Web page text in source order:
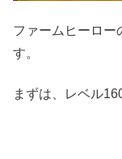
ファームヒーロー
す。
まずは、レベル